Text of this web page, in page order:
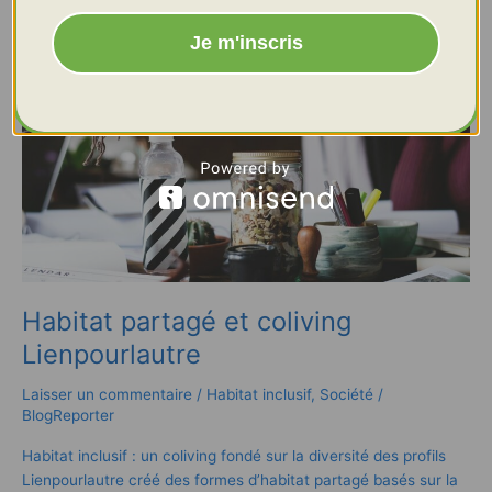
Habitat partagé et coliving
Lienpourlautre
Laisser un commentaire / Habitat inclusif, Société /
BlogReporter
Habitat inclusif : un coliving fondé sur la diversité des profils
Lienpourlautre créé des formes d’habitat partagé basés sur la
partagé
coliving
Je m'inscris